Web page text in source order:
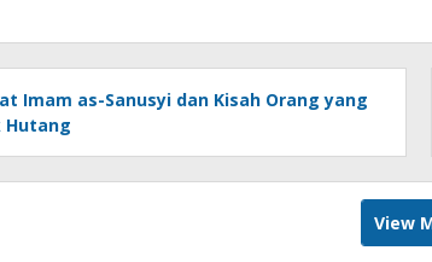
Imam as-Sanusyi dan Kisah Orang yang
Hutang
View